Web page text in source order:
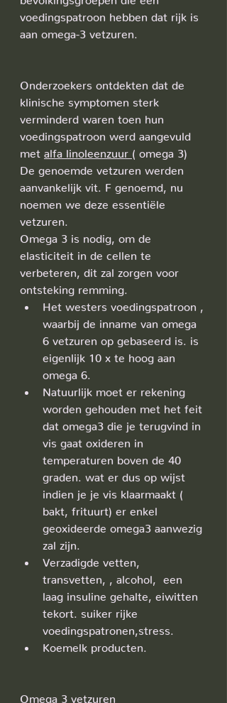
voedingspatroon hebben dat rijk is
aan omega-3 vetzuren.
Onderzoekers ontdekten dat de
klinische symptomen sterk
verminderd waren toen hun
voedingspatroon werd aangevuld
met alfa linoleenzuur ( omega 3)
De genoemde vetzuren werden
aanvankelijk vit. F genoemd, nu
noemen we deze essentiële
vetzuren.
Omega 3 is nodig, om de
elasticiteit in de cellen te
verbeteren, dit zal zorgen voor
ontsteking remming.
Het westers voedingspatroon ,
waarbij de inname van omega
6 vetzuren op gebaseerd is. is
eigenlijk 10 x te hoog aan
omega 6.
Natuurlijk moet er rekening
worden gehouden met het feit
dat omega3 die je terugvind in
vis gaat oxideren in
temperaturen boven de 40
graden. wat er dus op wijst
indien je je vis klaarmaakt (
bakt, frituurt) er enkel
geoxideerde omega3 aanwezig
zal zijn.
Verzadigde vetten,
transvetten, , alcohol,  een
laag insuline gehalte, eiwitten
tekort. suiker rijke
voedingspatronen,stress.
Koemelk producten.
Omega 3 vetzuren